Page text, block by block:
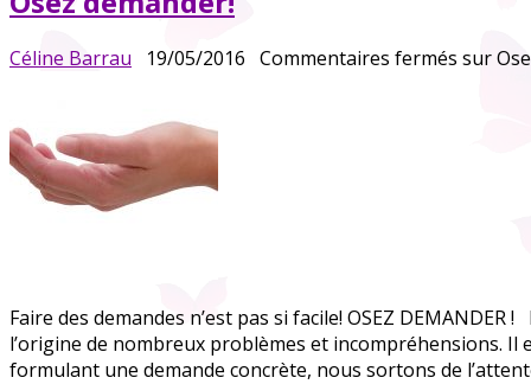
Céline Barrau 19/05/2016 Commentaires fermés sur
Faire des demandes n’est pas si facile! OSEZ
l’origine de nombreux problèmes et incompréhensions. Il
formulant une demande concrète, nous sortons de